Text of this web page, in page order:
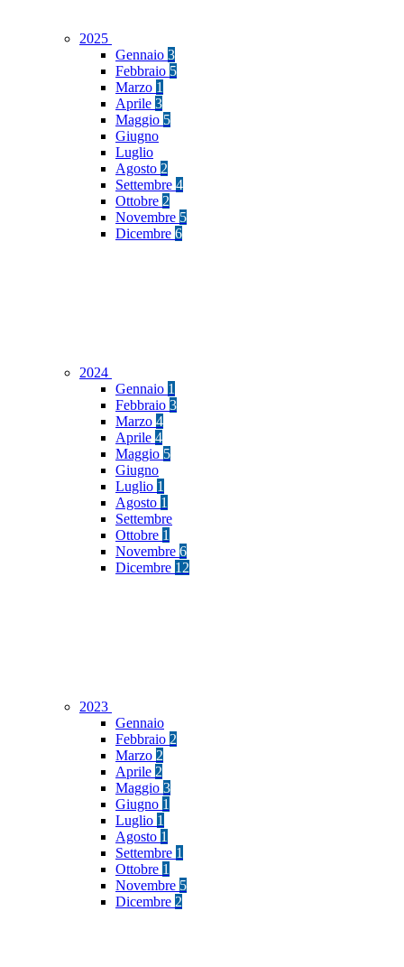
2025
Gennaio 3
Febbraio 5
Marzo 1
Aprile 3
Maggio 5
Giugno
Luglio
Agosto 2
Settembre 4
Ottobre 2
Novembre 5
Dicembre 6
2024
Gennaio 1
Febbraio 3
Marzo 4
Aprile 4
Maggio 5
Giugno
Luglio 1
Agosto 1
Settembre
Ottobre 1
Novembre 6
Dicembre 12
2023
Gennaio
Febbraio 2
Marzo 2
Aprile 2
Maggio 3
Giugno 1
Luglio 1
Agosto 1
Settembre 1
Ottobre 1
Novembre 5
Dicembre 2